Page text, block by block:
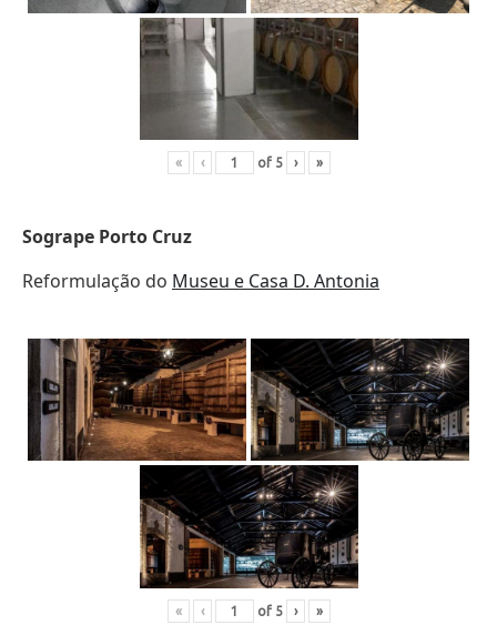
« ‹ of 5 › »
Sogrape Porto Cruz
Reformulação do Museu e Casa D. Antonia
« ‹ of 5 › »